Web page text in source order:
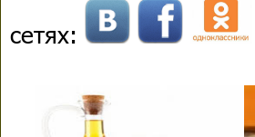
сетях: